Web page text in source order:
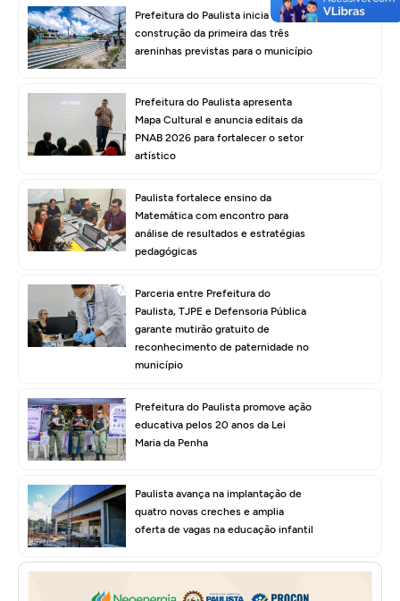
Prefeitura do Paulista inicia
construção da primeira das três
areninhas previstas para o município
Prefeitura do Paulista apresenta
Mapa Cultural e anuncia editais da
PNAB 2026 para fortalecer o setor
artístico
Paulista fortalece ensino da
Matemática com encontro para
análise de resultados e estratégias
pedagógicas
Parceria entre Prefeitura do
Paulista, TJPE e Defensoria Pública
garante mutirão gratuito de
reconhecimento de paternidade no
município
Prefeitura do Paulista promove ação
educativa pelos 20 anos da Lei
Maria da Penha
Paulista avança na implantação de
quatro novas creches e amplia
oferta de vagas na educação infantil